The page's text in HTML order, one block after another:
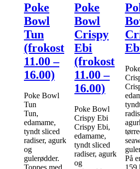
Poke
Bowl
Tun
(frokost
11.00 –
16.00)
Poke Bowl
Tun
Tun,
edamame,
tyndt sliced
radiser, agurk
og
gulerødder.
Poke
Bowl
Crispy
Ebi
(frokost
11.00 –
16.00)
Poke Bowl
Crispy Ebi
Crispy Ebi,
edamame,
tyndt sliced
radiser, agurk
og
På